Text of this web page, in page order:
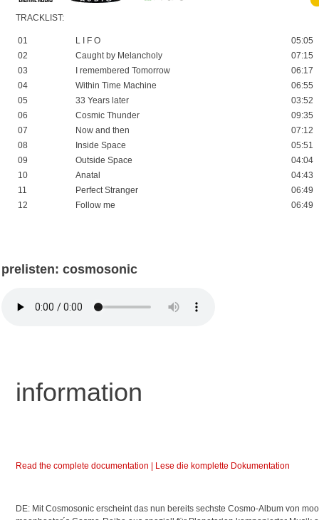
TRACKLIST:
01 L I F O
05:05
02
Caught by Melancholy
07:15
03
I remembered Tomorrow
06:17
04
Within Time Machine
06:55
05
33 Years later
03:52
06
Cosmic Thunder
09:35
07
Now and then
07:12
08
Inside Space
05:51
09
Outside Space
04:04
10
Anatal
04:43
11
Perfect Stranger
06:49
12
Follow me 06:49
prelisten: cosmosonic
information
Read the complete documentation | Lese die komplette Dokumentation
DE: Mit Cosmosonic erscheint das nun bereits sechste Cosmo-Album von